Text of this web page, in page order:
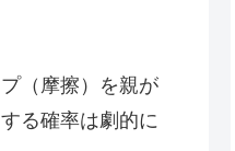
（摩擦）を親が
る確率は劇的に